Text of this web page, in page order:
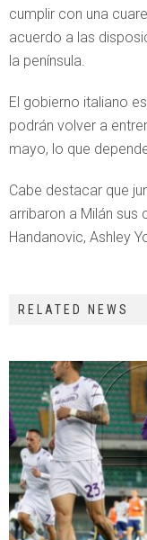
cumplir con una
acuerdo a las
la península.
El gobierno italiano
podrán volver a
mayo, lo que
Cabe destacar que
arribaron a Milán sus
Handanovic, Ashley
RELATED NEWS